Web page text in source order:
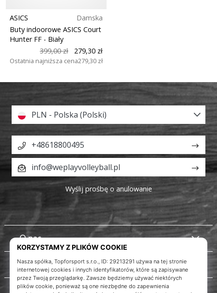
ASICS
Damska
Buty indoorowe ASICS Court
Hunter FF - Biały
399,00 zł
279,30 zł
Ostatnia najniższa cena279,30 zł
O nas
Obsługa klienta
PLN - Polska (Polski)
+48618800495
info@weplayvolleyball.pl
Wyślij prośbę o anulowanie